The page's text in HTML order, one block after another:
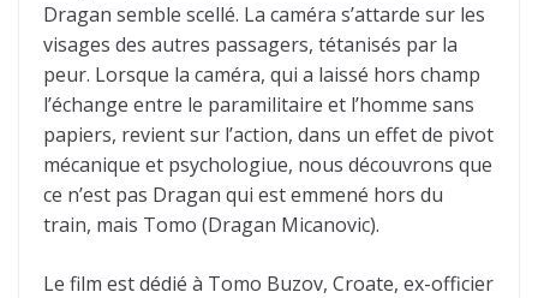
Dragan semble scellé. La caméra s’attarde sur les
visages des autres passagers, tétanisés par la
peur. Lorsque la caméra, qui a laissé hors champ
l’échange entre le paramilitaire et l’homme sans
papiers, revient sur l’action, dans un effet de pivot
mécanique et psychologiue, nous découvrons que
ce n’est pas Dragan qui est emmené hors du
train, mais Tomo (Dragan Micanovic).
Le film est dédié à Tomo Buzov, Croate, ex-officier